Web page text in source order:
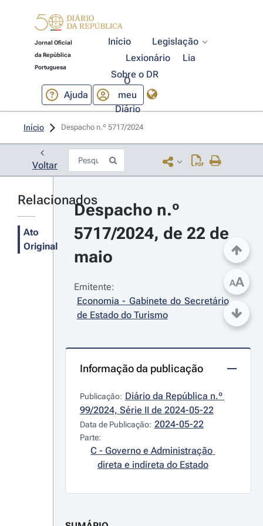
Jornal Oficial
da República
Portuguesa
Início
Legislação
Lexionário
Lia
Sobre o DR
Ajuda
O
meu
Diário
Início Despacho n.º 5717/2024
Voltar
Relacionados
Ato
Original
Despacho n.º
5717/2024, de 22 de
maio
Emitente:
Economia - Gabinete do Secretário
de Estado do Turismo
Informação da publicação
Publicação: Diário da República n.º
99/2024, Série II de 2024-05-22
Data de Publicação: 2024-05-22
Parte:
C - Governo e Administração
direta e indireta do Estado
AA